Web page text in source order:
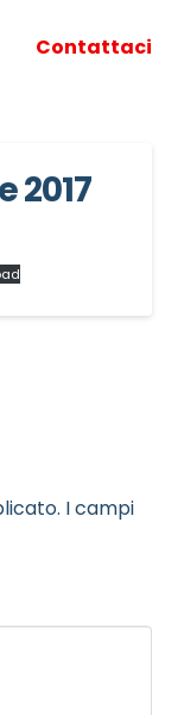
Contattaci
2017
I campi